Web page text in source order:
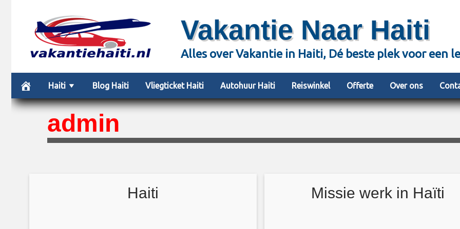
content
Vakantie Naar Haiti
Alles over Vakantie in Haiti, Dé beste plek voor een
Haiti Blog Haiti Vliegticket Haiti Autohuur Haiti Reiswinkel Offerte Over ons
admin
Haiti Missie werk in Haïti